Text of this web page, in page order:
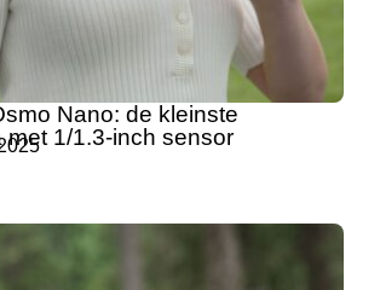
Nano: de kleinste
met 1/1.3-inch sensor